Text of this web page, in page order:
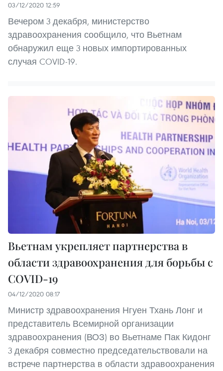
03/12/2020 12:59
Вечером 3 декабря, министерство
здравоохранения сообщило, что Вьетнам
обнаружил еще 3 новых импортированных
случая COVID-19.
Вьетнам укрепляет партнерства в
области здравоохранения для борьбы с
COVID-19
04/12/2020 08:17
Министр здравоохранения Нгуен Тхань Лонг и
представитель Всемирной организации
здравоохранения (ВОЗ) во Вьетнаме Пак Кидонг
3 декабря совместно председательствовали на
встрече партнерства в области здравоохранения